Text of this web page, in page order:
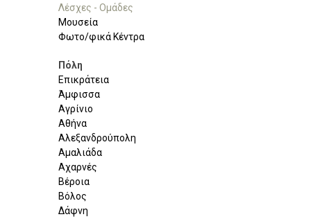
Λέσχες - Ομάδες
Μουσεία
Φωτο/φικά Κέντρα
Πόλη
Επικράτεια
Άμφισσα
Αγρίνιο
Αθήνα
Αλεξανδρούπολη
Αμαλιάδα
Αχαρνές
Βέροια
Βόλος
Δάφνη